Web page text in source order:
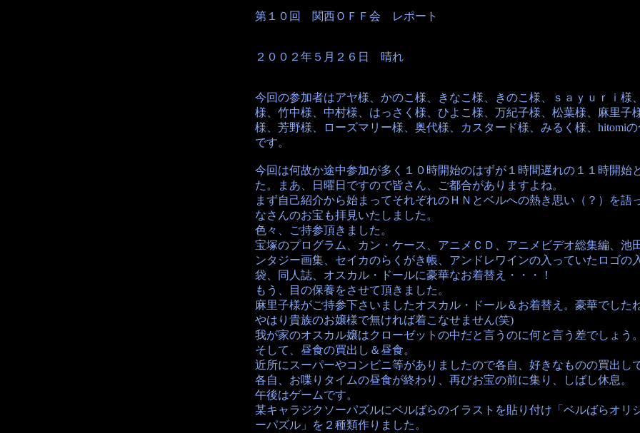
第１０回 関西ＯＦＦ会 レポート
２００２年５月２６日 晴れ
今回の参加者はアヤ様、かのこ様、きなこ様、きのこ様、ｓａｙｕｒｉ様
様、竹中様、中村様、はっさく様、ひよこ様、万紀子様、松葉様、麻里子
様、芳野様、ローズマリー様、奥代様、カスタード様、みるく様、hitomiの
です。
今回は何故か途中参加が多く１０時開始のはずが１時間遅れの１１時開始
た。まあ、日曜日ですので皆さん、ご都合がありますよね。
まず自己紹介から始まってそれぞれのＨＮとベルへの熱き思い（？）を語
なさんのお宝も拝見いたしました。
色々、ご持参頂きました。
宝塚のプログラム、カン・ケース、アニメＣＤ、アニメビデオ総集編、池
ンタジー画集、セイカのらくがき帳、アンドレワインの入っていたロゴの
袋、同人誌、オスカル・ドールに豪華なお着替え・・・！
もう、目の保養をさせて頂きました。
麻里子様がご持参下さいましたオスカル・ドール＆お着替え。豪華でした
やはり貴族のお嬢様で無ければ着こなせません(笑)
我が家のオスカル嬢はクローゼットの中だと言うのに何と言う差でしょう。
そして、昼食の買出し＆昼食。
近所にスーパーやコンビニ等がありましたので各自、好きなものの買出し
各自、お喋りタイムの昼食が終わり、再びお宝の前に集り、しばし休息。
午後はゲームです。
某キャラジクソーパズルにベルばらのイラストを貼り付け「ベルばらオリ
ーパズル」を２種類作りました。